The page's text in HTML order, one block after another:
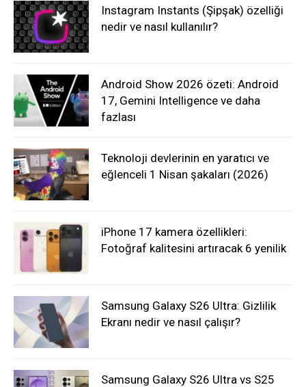
Instagram Instants (Şipşak) özelliği
nedir ve nasıl kullanılır?
Android Show 2026 özeti: Android
17, Gemini Intelligence ve daha
fazlası
Teknoloji devlerinin en yaratıcı ve
eğlenceli 1 Nisan şakaları (2026)
iPhone 17 kamera özellikleri:
Fotoğraf kalitesini artıracak 6 yenilik
Samsung Galaxy S26 Ultra: Gizlilik
Ekranı nedir ve nasıl çalışır?
Samsung Galaxy S26 Ultra vs S25